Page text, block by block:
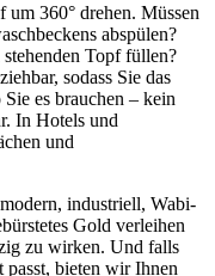
um 360° drehen. Müssen
abspülen?
Topf füllen?
sodass Sie das
es brauchen – kein
In Hotels und
und
industriell, Wabi-
Gold verleihen
zu wirken. Und falls
bieten wir Ihnen